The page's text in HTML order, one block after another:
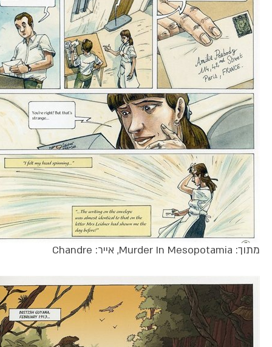
מתוך: Murder In Mesopotamia, אייר: Chandre